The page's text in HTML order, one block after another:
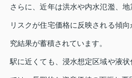
さらに、近年は洪水や内水氾濫、
リスクが住宅価格に反映される傾
究結果が蓄積されています。
駅に近くても、浸水想定区域や液